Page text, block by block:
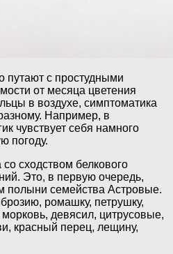
путают с простудными
от месяца цветения
в воздухе, симптоматика
Например, в
чувствует себя намного
погоду.
сходством белкового
Это, в первую очередь,
полыни семейства Астровые.
ромашку, петрушку,
морковь, девясил, цитрусовые,
красный перец, лещину,